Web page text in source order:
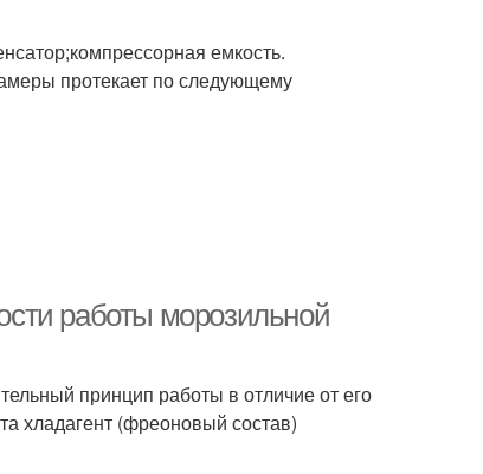
емкость.
протекает по следующему
работы морозильной
принцип работы в отличие от его
хладагент (фреоновый состав)